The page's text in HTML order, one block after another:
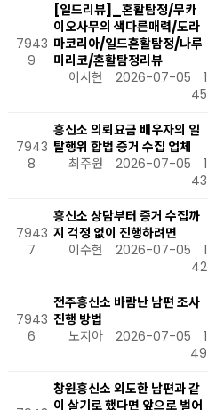
7943
9
[일드리뷰]_혼활탐정/무카
이오사무의 색다른매력/도라
마코리아/일드혼활탐정/나루
미리코/혼활탐정리뷰
이시현
2026-07-05
1
45
7943
8
흥신소 의뢰요금 배우자의 일
탈행위 합법 증거 수집 업체
최주원
2026-07-05
1
43
7943
7
흥신소 상담부터 증거 수집까
지 걱정 없이 진행하려면
이수현
2026-07-05
1
42
7943
6
전주흥신소 바람난 남편 조사
진행 방법
노지아
2026-07-05
1
49
창원흥신소 외도한 남편과 같
이 살기로 했다면 앞으로 벌어